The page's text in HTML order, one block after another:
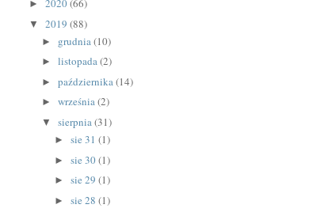
►2020(66)
▼2019(88)
► grudnia(10)
►listopada(2)
►października(14)
►września(2)
▼sierpnia(31)
► sie 31 (1)
► sie 30(1)
► sie 29 (1)
► sie 28 (1)